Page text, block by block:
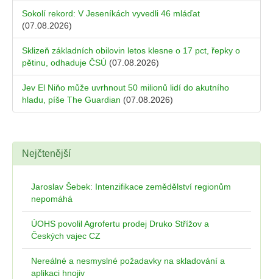
Sokolí rekord: V Jeseníkách vyvedli 46 mláďat
(07.08.2026)
Sklizeň základních obilovin letos klesne o 17 pct, řepky o
pětinu, odhaduje ČSÚ (07.08.2026)
Jev El Niňo může uvrhnout 50 milionů lidí do akutního
hladu, píše The Guardian (07.08.2026)
Nejčtenější
Jaroslav Šebek: Intenzifikace zemědělství regionům
nepomáhá
ÚOHS povolil Agrofertu prodej Druko Střížov a
Českých vajec CZ
Nereálné a nesmyslné požadavky na skladování a
aplikaci hnojiv